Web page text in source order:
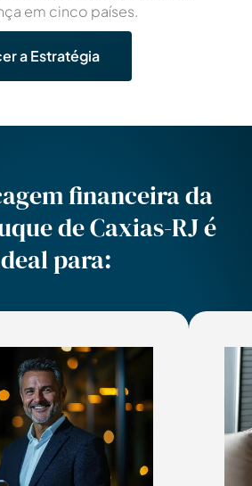
em cinco países.
a Estratégia
financeira da
de Caxias-RJ é
para: